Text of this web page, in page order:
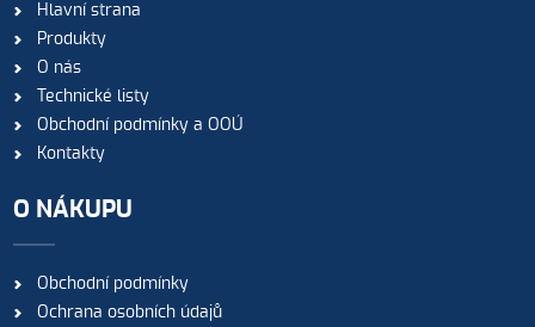
Hlavní strana
Produkty
O nás
Technické listy
Obchodní podmínky a OOÚ
Kontakty
O NÁKUPU
Obchodní podmínky
Ochrana osobních údajů